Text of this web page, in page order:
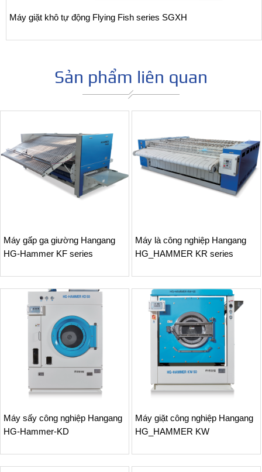
Máy giặt khô tự động Flying Fish series SGXH
Sản phẩm liên quan
Máy gấp ga giường Hangang
HG-Hammer KF series
Máy là công nghiệp Hangang
HG_HAMMER KR series
Máy sấy công nghiệp Hangang
HG-Hammer-KD
Máy giặt công nghiệp Hangang
HG_HAMMER KW